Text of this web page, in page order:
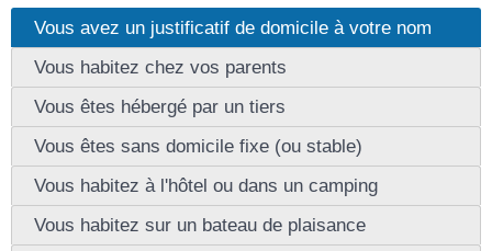
Vous avez un justificatif de domicile à votre nom
Vous habitez chez vos parents
Vous êtes hébergé par un tiers
Vous êtes sans domicile fixe (ou stable)
Vous habitez à l'hôtel ou dans un camping
Vous habitez sur un bateau de plaisance